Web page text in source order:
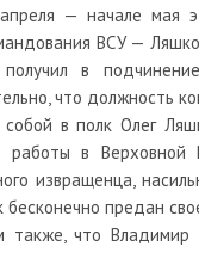
— начале мая
ВСУ —
получил в
что должность
в полк Олег
работы в Верховной
извращенца,
бесконечно предан
также, что Владимир